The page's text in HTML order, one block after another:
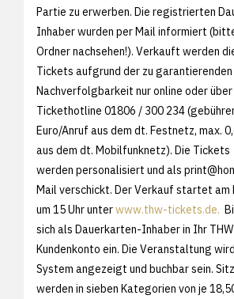
Partie zu erwerben. Die registrierten
Inhaber wurden per Mail informiert
Ordner nachsehen!). Verkauft werden
Tickets aufgrund der zu garantierenden
Nachverfolgbarkeit nur online oder über
Tickethotline 01806 / 300 234
Euro/Anruf aus dem dt. Festnetz, max.
aus dem dt. Mobilfunknetz). Die Tickets
werden personalisiert und als
Mail verschickt. Der Verkauf startet am
um 15 Uhr unterwww.thw-tickets.de.
sich als Dauerkarten-Inhaber in Ihr
Kundenkonto ein. Die Veranstaltung
System angezeigt und buchbar sein.
werden in sieben Kategorien von je